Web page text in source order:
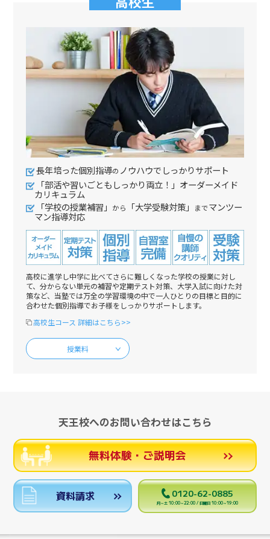
長年培った個別指導の ノウハウでしっかりサポート
「部活や習いごともしっかり両立！」オーダーメイド
カリキュラム
「学校の授業補習」
から 「大学受験対策」 までマンツー
マン指導対応
高校に進学し中学に比べてさらに難しくなった学校の授業に対し
て、分からない単元の補習や定期テスト対策、大学入試に向けた対
策など、当塾では万全の学習環境の中で一人ひとりの目標と目的に
合わせた個別指導でお子様をしっかりサポートします。
高校生コース 詳細はこちら>>
授業料
天王校へのお問い合わせはこちら
無料体験・ご説明会
資料請求 0120-62-0885
月～土 10:00～22:00 / 日曜日 10:00～19:00